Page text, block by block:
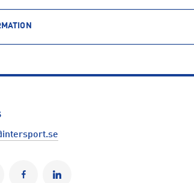
vatten och kemikalier.
produktnummer: IP9774
: Gustav III:s Boulevard 138, 169 70, Solna, SE